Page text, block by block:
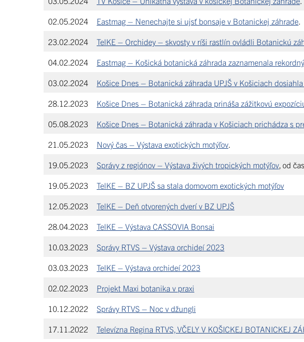
02.05.2024 Eastmag – Nenechajte si ujsť bonsaje v Botanickej záhrade.
23.02.2024 TelKE – Orchidey – skvosty v ríši rastlín ovládli Botanickú
04.02.2024 Eastmag – Košická botanická záhrada zaznamenala
03.02.2024 Košice Dnes – Botanická záhrada UPJŠ v Košiciach
28.12.2023 Košice Dnes – Botanická záhrada prináša zážitkovú
05.08.2023 Košice Dnes – Botanická záhrada v Košiciach prichádza s
21.05.2023 Nový čas – Výstava exotických motýľov.
19.05.2023 Správy z regiónov – Výstava živých tropických motýľov, od
19.05.2023 TelKE – BZ UPJŠ sa stala domovom exotických motýľov
12.05.2023 TelKE – Deň otvorených dverí v BZ UPJŠ
28.04.2023 TelKE – Výstava CASSOVIA Bonsai
10.03.2023 Správy RTVS – Výstava orchideí 2023
03.03.2023 TelKE – Výstava orchideí 2023
02.02.2023 Projekt Maxi botanika v praxi
10.12.2022 Správy RTVS – Noc v džungli
17.11.2022 Televízna Regina RTVS, VČELY V KOŠICKEJ BOTANICKEJ